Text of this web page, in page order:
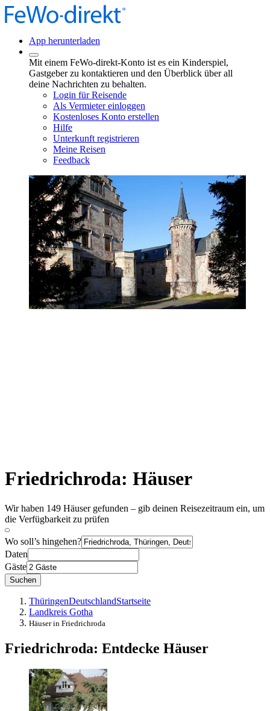
App herunterladen
Mit einem FeWo-direkt-Konto ist es ein Kinderspiel,
Gastgeber zu kontaktieren und den Überblick über all
deine Nachrichten zu behalten.
Login für Reisende
Als Vermieter einloggen
Kostenloses Konto erstellen
Hilfe
Unterkunft registrieren
Meine Reisen
Feedback
Friedrichroda: Häuser
Wir haben 149 Häuser gefunden – gib deinen Reisezeitraum ein, um
die Verfügbarkeit zu prüfen
Wo soll’s hingehen?
Daten
Gäste
Suchen
ThüringenDeutschlandStartseite
Landkreis Gotha
Häuser in Friedrichroda
Friedrichroda: Entdecke Häuser